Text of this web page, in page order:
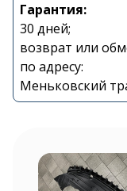
Гарантия:
30 дней;
возврат или
по адресу:
Меньковский
Контакты
+375 29